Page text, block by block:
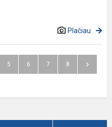
Plačiau
5 6 7 8